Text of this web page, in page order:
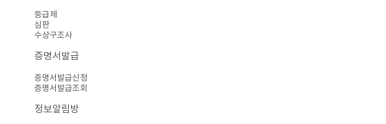
등급제
심판
수상구조사
증명서발급
증명서발급신청
증명서발급조회
정보알림방